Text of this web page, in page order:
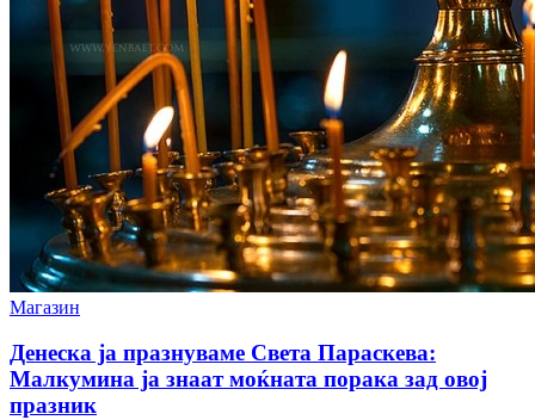
Магазин
Денеска ја празнуваме Света Параскева:
Малкумина ја знаат моќната порака зад овој
празник